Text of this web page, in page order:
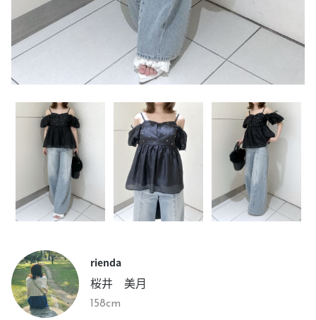
rienda
桜井 美月
158cm